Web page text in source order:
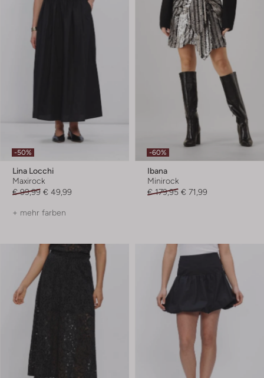
-50%
Lina Locchi
Maxirock
€ 99,99 € 49,99
+ mehr farben
-60%
Ibana
Minirock
€ 179,95 € 71,99